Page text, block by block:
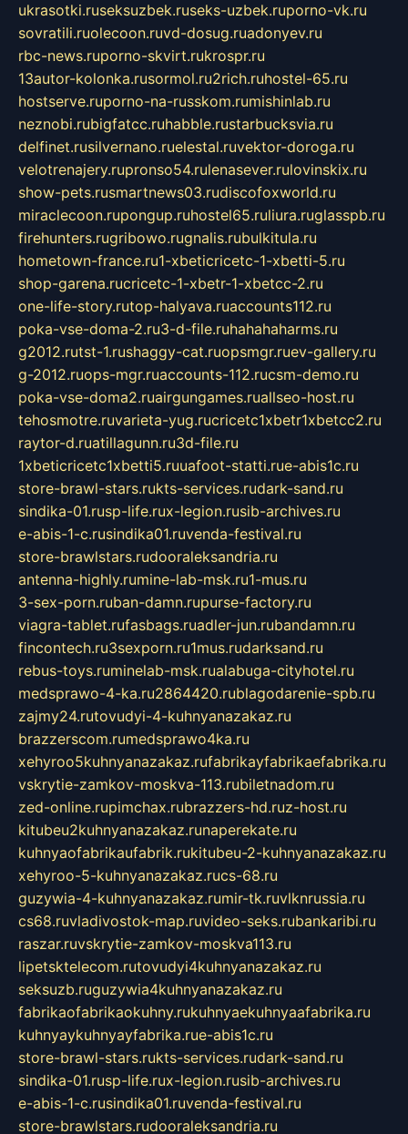
ukrasotki.ruseksuzbek.ruseks-uzbek.ruporno-vk.ru
sovratili.ruolecoon.ruvd-dosug.ruadonyev.ru
rbc-news.ruporno-skvirt.rukrospr.ru
13autor-kolonka.rusormol.ru2rich.ruhostel-65.ru
hostserve.ruporno-na-russkom.rumishinlab.ru
neznobi.rubigfatcc.ruhabble.rustarbucksvia.ru
delfinet.rusilvernano.ruelestal.ruvektor-doroga.ru
velotrenajery.rupronso54.rulenasever.rulovinskix.ru
show-pets.rusmartnews03.rudiscofoxworld.ru
miraclecoon.rupongup.ruhostel65.ruliura.ruglasspb.ru
firehunters.rugribowo.rugnalis.rubulkitula.ru
hometown-france.ru1-xbeticricetc-1-xbetti-5.ru
shop-garena.rucricetc-1-xbetr-1-xbetcc-2.ru
one-life-story.rutop-halyava.ruaccounts112.ru
poka-vse-doma-2.ru3-d-file.ruhahahaharms.ru
g2012.rutst-1.rushaggy-cat.ruopsmgr.ruev-gallery.ru
g-2012.ruops-mgr.ruaccounts-112.rucsm-demo.ru
poka-vse-doma2.ruairgungames.ruallseo-host.ru
tehosmotre.ruvarieta-yug.rucricetc1xbetr1xbetcc2.ru
raytor-d.ruatillagunn.ru3d-file.ru
1xbeticricetc1xbetti5.ruuafoot-statti.rue-abis1c.ru
store-brawl-stars.rukts-services.rudark-sand.ru
sindika-01.rusp-life.rux-legion.rusib-archives.ru
e-abis-1-c.rusindika01.ruvenda-festival.ru
store-brawlstars.rudooraleksandria.ru
antenna-highly.rumine-lab-msk.ru1-mus.ru
3-sex-porn.ruban-damn.rupurse-factory.ru
viagra-tablet.rufasbags.ruadler-jun.rubandamn.ru
fincontech.ru3sexporn.ru1mus.rudarksand.ru
rebus-toys.ruminelab-msk.rualabuga-cityhotel.ru
medsprawo-4-ka.ru2864420.rublagodarenie-spb.ru
zajmy24.rutovudyi-4-kuhnyanazakaz.ru
brazzerscom.rumedsprawo4ka.ru
xehyroo5kuhnyanazakaz.rufabrikayfabrikaefabrika.ru
vskrytie-zamkov-moskva-113.rubiletnadom.ru
zed-online.rupimchax.rubrazzers-hd.ruz-host.ru
kitubeu2kuhnyanazakaz.runaperekate.ru
kuhnyaofabrikaufabrik.rukitubeu-2-kuhnyanazakaz.ru
xehyroo-5-kuhnyanazakaz.rucs-68.ru
guzywia-4-kuhnyanazakaz.rumir-tk.ruvlknrussia.ru
cs68.ruvladivostok-map.ruvideo-seks.rubankaribi.ru
raszar.ruvskrytie-zamkov-moskva113.ru
lipetsktelecom.rutovudyi4kuhnyanazakaz.ru
seksuzb.ruguzywia4kuhnyanazakaz.ru
fabrikaofabrikaokuhny.rukuhnyaekuhnyaafabrika.ru
kuhnyaykuhnyayfabrika.rue-abis1c.ru
store-brawl-stars.rukts-services.rudark-sand.ru
sindika-01.rusp-life.rux-legion.rusib-archives.ru
e-abis-1-c.rusindika01.ruvenda-festival.ru
store-brawlstars.rudooraleksandria.ru